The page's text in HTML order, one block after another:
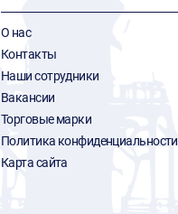
О нас
Контакты
Наши сотрудники
Вакансии
Торговые марки
Политика конфиденциальности
Карта сайта